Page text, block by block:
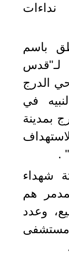
باسم
لـ"قدس
الدرج
في
بمدينة
.
شهداء
هم
وعدد
مستشفى